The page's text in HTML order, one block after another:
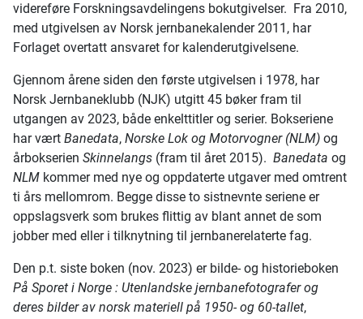
videreføre Forskningsavdelingens bokutgivelser. Fra 2010,
med utgivelsen av Norsk jernbanekalender 2011, har
Forlaget overtatt ansvaret for kalenderutgivelsene.
Gjennom årene siden den første utgivelsen i 1978, har
Norsk Jernbaneklubb (NJK) utgitt 45 bøker fram til
utgangen av 2023, både enkelttitler og serier. Bokseriene
har vært Banedata, Norske Lok og Motorvogner (NLM) og
årbokserien Skinnelangs (fram til året 2015). Banedata og
NLM kommer med nye og oppdaterte utgaver med omtrent
ti års mellomrom. Begge disse to sistnevnte seriene er
oppslagsverk som brukes flittig av blant annet de som
jobber med eller i tilknytning til jernbanerelaterte fag.
Den p.t. siste boken (nov. 2023) er bilde- og historieboken
På Sporet i Norge : Utenlandske jernbanefotografer og
deres bilder av norsk materiell på 1950- og 60-tallet,